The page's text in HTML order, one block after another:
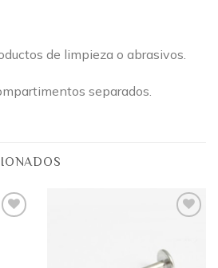
de limpieza o abrasivos.
separados.